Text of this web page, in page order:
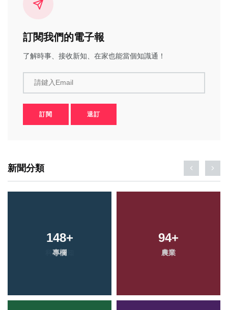
訂閱我們的電子報
了解時事、接收新知、在家也能當個知識通！
請鍵入Email
訂閱 退訂
新聞分類
148+
專欄
94+
農業